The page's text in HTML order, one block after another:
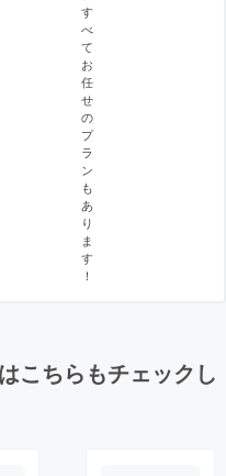
す
べ
て
お
任
せ
の
プ
ラ
ン
も
あ
り
ま
す
！
こちらもチェックし